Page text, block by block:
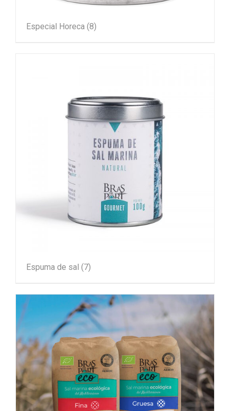
Especial Horeca (8)
Espuma de sal (7)